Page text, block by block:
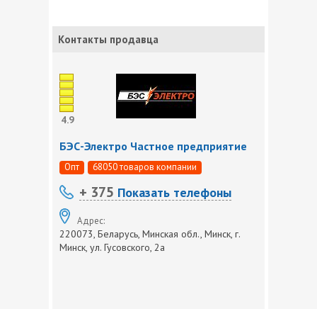
Контакты продавца
4.9
БЭС-Электро Частное предприятие
Опт 68050 товаров компании
+ 375 Показать телефоны
Адрес:
220073, Беларусь, Минская обл., Минск, г.
Минск, ул. Гусовского, 2а